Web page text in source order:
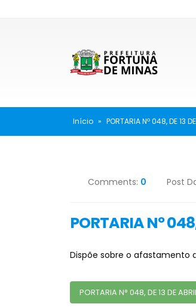
Início » PORTARIA Nº 048, DE 13
Comments: 0 Post
PORTARIA Nº
Dispõe sobre o afastamento
PORTARIA N° 048, DE 13 DE